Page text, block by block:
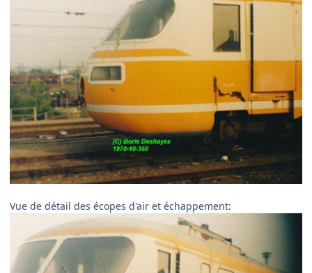
Vue de détail des écopes d'air et échappement: